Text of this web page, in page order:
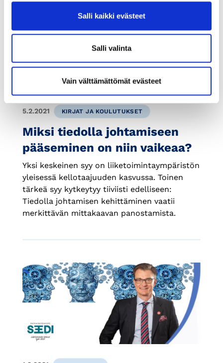
Salli kaikki evästeet
Salli valinta
Vain välttämättömät evästeet
5.2.2021 KIRJAT JA KOULUTUKSET
Miksi tiedolla johtamiseen
pääseminen on niin vaikeaa?
Yksi keskeinen syy on liiketoimintaympäristön
yleisessä kellotaajuuden kasvussa. Toinen
tärkeä syy kytkeytyy tiiviisti edelliseen:
Tiedolla johtamisen kehittäminen vaatii
merkittävän mittakaavan panostamista.